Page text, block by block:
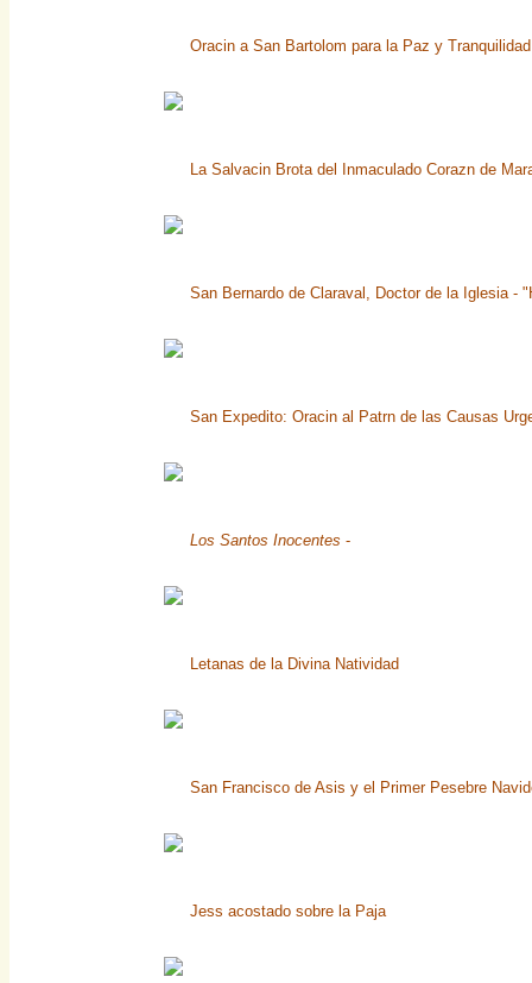
Oracin a San Bartolom para la Paz y
La Salvacin Brota del Inmaculado Corazn de
San Bernardo de Claraval, Doctor de la Iglesia -
San Expedito: Oracin al Patrn de las Causas
Los Santos Inocentes -
Letanas de la Divina Natividad
San Francisco de Asis y el Primer Pesebre
Jess acostado sobre la Paja